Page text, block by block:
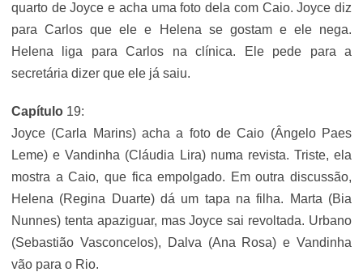
quarto de Joyce e acha uma foto dela com Caio. Joyce diz
para Carlos que ele e Helena se gostam e ele nega.
Helena liga para Carlos na clínica. Ele pede para a
secretária dizer que ele já saiu.
Capítulo 19:
Joyce (Carla Marins) acha a foto de Caio (Ângelo Paes
Leme) e Vandinha (Cláudia Lira) numa revista. Triste, ela
mostra a Caio, que fica empolgado. Em outra discussão,
Helena (Regina Duarte) dá um tapa na filha. Marta (Bia
Nunnes) tenta apaziguar, mas Joyce sai revoltada. Urbano
(Sebastião Vasconcelos), Dalva (Ana Rosa) e Vandinha
vão para o Rio.